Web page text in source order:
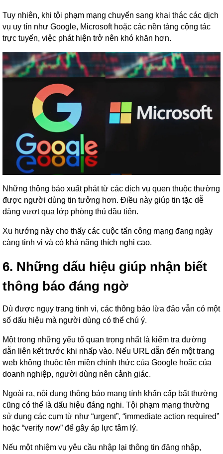
Tuy nhiên, khi tội phạm mạng chuyển sang khai thác các dịch
vụ uy tín như Google, Microsoft hoặc các nền tảng cộng tác
trực tuyến, việc phát hiện trở nên khó khăn hơn.
Những thông báo xuất phát từ các dịch vụ quen thuộc thường
được người dùng tin tưởng hơn. Điều này giúp tin tặc dễ
dàng vượt qua lớp phòng thủ đầu tiên.
Xu hướng này cho thấy các cuộc tấn công mạng đang ngày
càng tinh vi và có khả năng thích nghi cao.
6. Những dấu hiệu giúp nhận biết
thông báo đáng ngờ
Dù được ngụy trang tinh vi, các thông báo lừa đảo vẫn có một
số dấu hiệu mà người dùng có thể chú ý.
Một trong những yếu tố quan trọng nhất là kiểm tra đường
dẫn liên kết trước khi nhấp vào. Nếu URL dẫn đến một trang
web không thuộc tên miền chính thức của Google hoặc của
doanh nghiệp, người dùng nên cảnh giác.
Ngoài ra, nội dung thông báo mang tính khẩn cấp bất thường
cũng có thể là dấu hiệu đáng nghi. Tội phạm mạng thường
sử dụng các cụm từ như “urgent”, “immediate action required”
hoặc “verify now” để gây áp lực tâm lý.
Nếu một nhiệm vụ yêu cầu nhập lại thông tin đăng nhập,